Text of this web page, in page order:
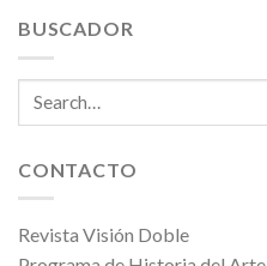
BUSCADOR
CONTACTO
Revista Visión Doble